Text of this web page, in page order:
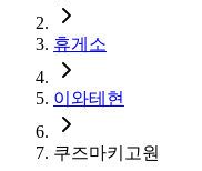
휴게소
이와테현
쿠즈마키고원